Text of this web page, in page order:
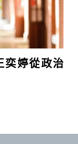
奕婷從政治